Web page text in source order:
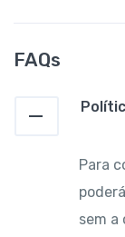
FAQs
Para
sem a